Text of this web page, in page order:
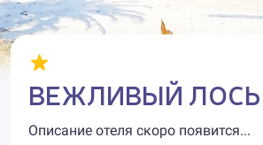
ВЕЖЛИВЫЙ ЛОСЬ
Описание отеля скоро появится...